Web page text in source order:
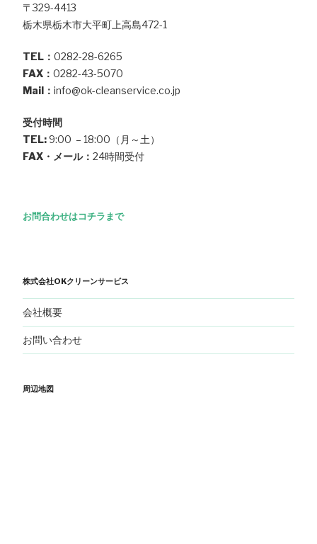
〒329-4413
栃木県栃木市大平町上高島472-1
TEL： 0282-28-6265
FAX： 0282-43-5070
Mail： info@ok-cleanservice.co.jp
受付時間
TEL:9:00 – 18:00（月～土）
FAX・メール： 24時間受付
お問合わせはコチラまで
株式会社OKクリーンサービス
会社概要
お問い合わせ
周辺地図